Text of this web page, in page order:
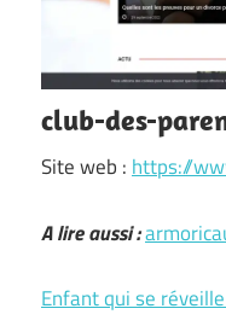
club-des-
Site web : https://
A lire aussi :
Enfant qui se